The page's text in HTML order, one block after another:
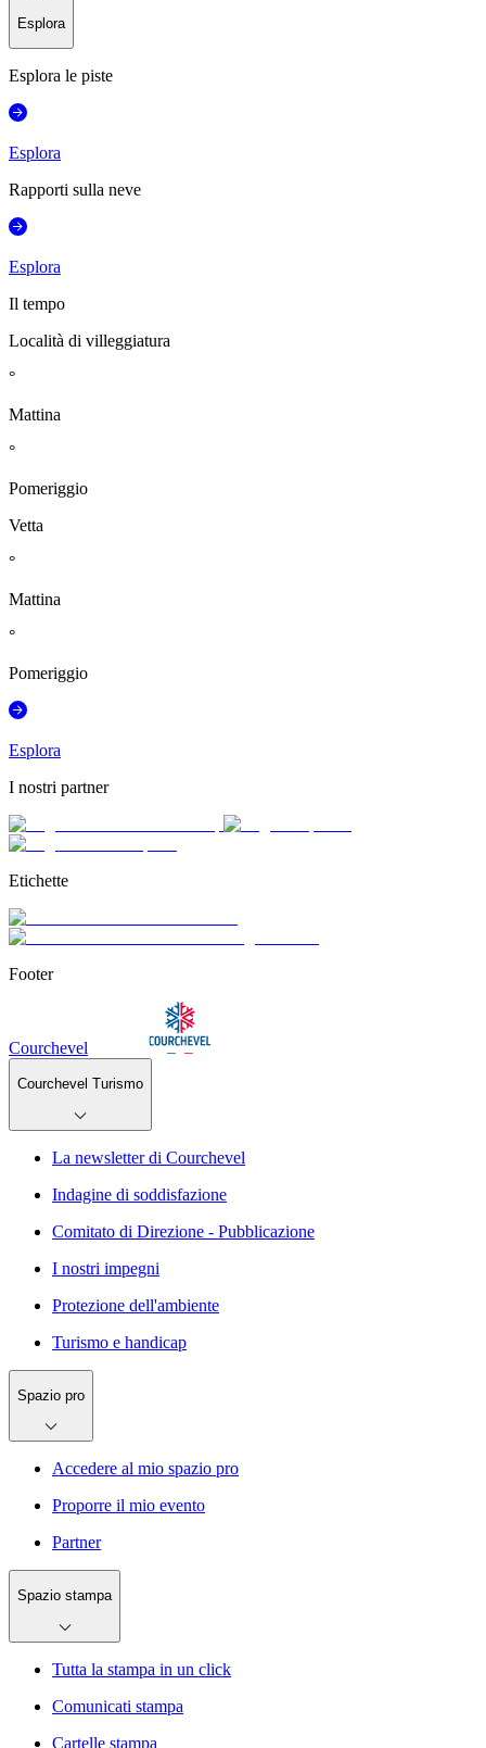
Esplora
Esplora le piste
Esplora
Rapporti sulla neve
Esplora
Il tempo
Località di villeggiatura
°
Mattina
°
Pomeriggio
Vetta
°
Mattina
°
Pomeriggio
Esplora
I nostri partner
Etichette
Footer
Courchevel
Courchevel Turismo
La newsletter di Courchevel
Indagine di soddisfazione
Comitato di Direzione - Pubblicazione
I nostri impegni
Protezione dell'ambiente
Turismo e handicap
Spazio pro
Accedere al mio spazio pro
Proporre il mio evento
Partner
Spazio stampa
Tutta la stampa in un click
Comunicati stampa
Cartelle stampa